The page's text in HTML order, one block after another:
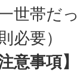
世帯だ
必要）
注意事項】